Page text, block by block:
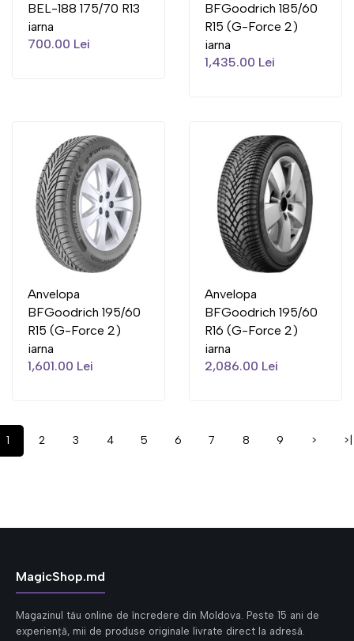
BEL-188 175/70 R13
iarna
700.00 Lei
BFGoodrich 185/60
R15 (G-Force 2)
iarna
1,435.00 Lei
Anvelopa
BFGoodrich 195/60
R15 (G-Force 2)
iarna
1,601.00 Lei
Anvelopa
BFGoodrich 195/60
R16 (G-Force 2)
iarna
2,086.00 Lei
1 2 3 4 5 6 7 8 9 > >|
MagicShop.md
Magazinul tău online de încredere din Moldova. Peste 15 ani de
experiență, mii de produse originale livrate direct la adresă.